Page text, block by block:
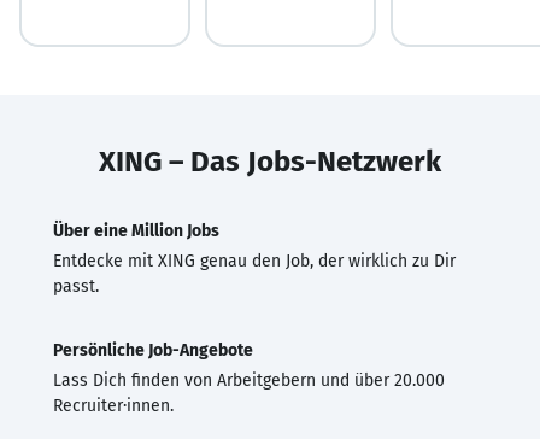
XING – Das Jobs-Netzwerk
Über eine Million Jobs
Entdecke mit XING genau den Job, der wirklich zu Dir
passt.
Persönliche Job-Angebote
Lass Dich finden von Arbeitgebern und über 20.000
Recruiter·innen.